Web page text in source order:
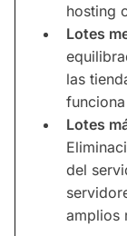
hosting
Lotes
las
Lotes
del
amplios